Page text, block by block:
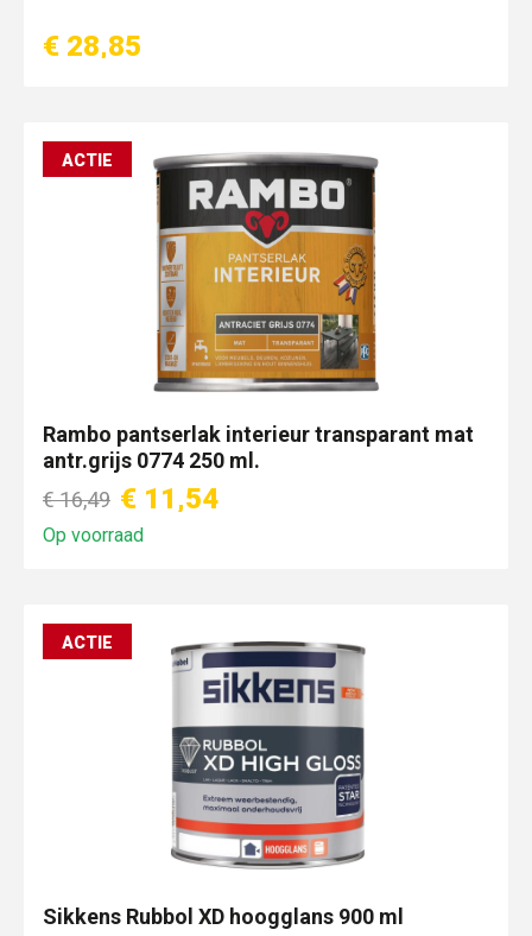
€ 28,85
ACTIE
Rambo pantserlak interieur transparant mat
antr.grijs 0774 250 ml.
€ 16,49 € 11,54
Op voorraad
ACTIE
Sikkens Rubbol XD hoogglans 900 ml